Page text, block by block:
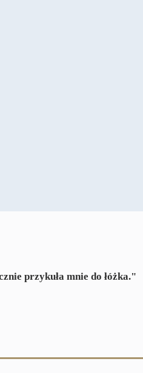
przykuła mnie do łóżka."